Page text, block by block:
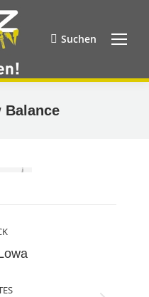
Search:
Suchen
Balance